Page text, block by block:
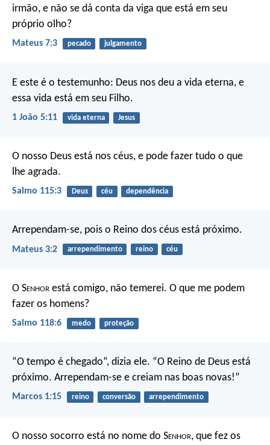
irmão, e não se dá conta da viga que está em seu
próprio olho?
Mateus 7:3 pecado julgamento
E este é o testemunho: Deus nos deu a vida eterna, e
essa vida está em seu Filho.
1 João 5:11 vida eterna Jesus
O nosso Deus está nos céus, e pode fazer tudo o que
lhe agrada.
Salmo 115:3 Deus céu dependência
Arrependam-se, pois o Reino dos céus está próximo.
Mateus 3:2 arrependimento reino céu
O Senhor está comigo, não temerei. O que me podem
fazer os homens?
Salmo 118:6 medo proteção
“O tempo é chegado”, dizia ele. “O Reino de Deus está
próximo. Arrependam-se e creiam nas boas novas!”
Marcos 1:15 reino conversão arrependimento
O nosso socorro está no nome do Senhor, que fez os